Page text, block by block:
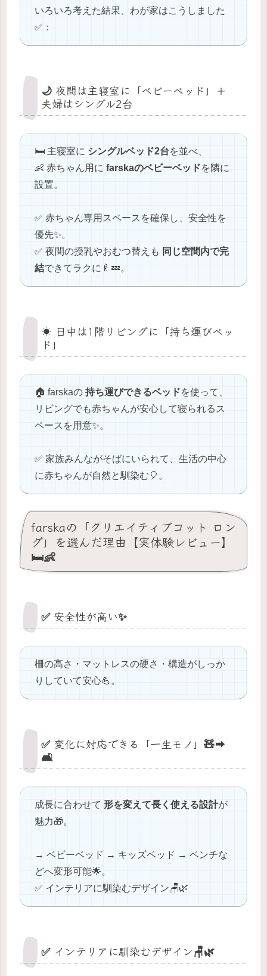
いろいろ考えた結果、わが家はこうしました
✅：
🌙 夜間は主寝室に「ベビーベッド」＋
夫婦はシングル2台
🛏️ 主寝室に シングルベッド2台を並べ、
👶 赤ちゃん用に farskaのベビーベッドを隣に
設置。
✅ 赤ちゃん専用スペースを確保し、安全性を
優先✨。
✅ 夜間の授乳やおむつ替えも 同じ空間内で完
結できてラクに🍼💤。
☀️ 日中は1階リビングに「持ち運びベッ
ド」
🏠 farskaの 持ち運びできるベッドを使って、
リビングでも赤ちゃんが安心して寝られるス
ペースを用意✨。
✅ 家族みんながそばにいられて、生活の中心
に赤ちゃんが自然と馴染む🎈。
farskaの「クリエイティブコット ロン
グ」を選んだ理由【実体験レビュー】
🛏️👶
✅ 安全性が高い✨
柵の高さ・マットレスの硬さ・構造がしっか
りしていて安心💪。
✅ 変化に対応できる「一生モノ」🧸➡️
🛋️
成長に合わせて 形を変えて長く使える設計が
魅力🎁。
→ ベビーベッド → キッズベッド → ベンチな
どへ変形可能🌟。
✅ インテリアに馴染むデザイン🪑🌿
✅ インテリアに馴染むデザイン🪑🌿